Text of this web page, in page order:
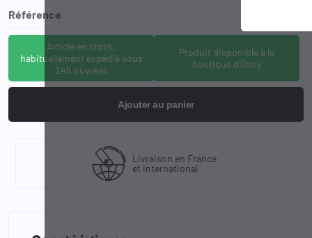
Référence
Article en stock,
habituellement expédié sous
24h ouvrées
Produit disponible à la
boutique d'Osny
Ajouter au panier
Livraison en France
et international